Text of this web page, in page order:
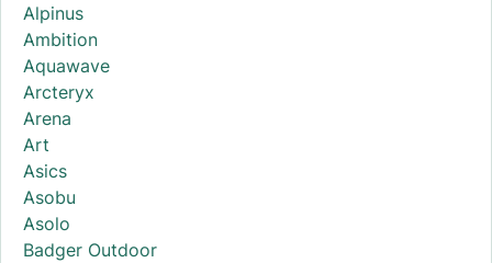
Alpinus
Ambition
Aquawave
Arcteryx
Arena
Art
Asics
Asobu
Asolo
Badger Outdoor